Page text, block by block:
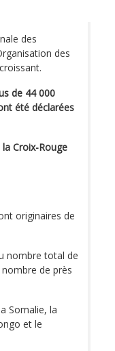
des
des
de 44 000
été déclarées
Croix-Rouge
originaires de
nombre total de
de près
Somalie, la
et le